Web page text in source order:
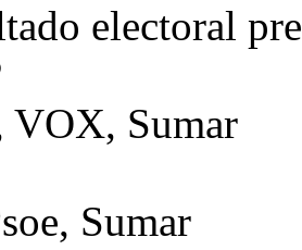
electoral
VOX, Sumar
Sumar